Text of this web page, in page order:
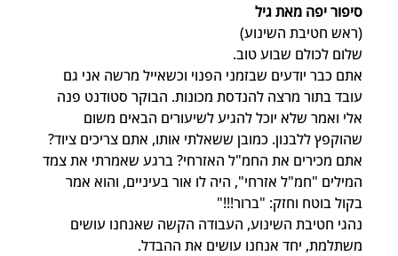
סיפור יפה מאת גיל
(ראש חטיבת השינוע)
שלום לכולם שבוע טוב.
אתם כבר יודעים שבזמני הפנוי וכשאייל מרשה אני גם
עובד בתור מרצה להנדסת מכונות. הבוקר סטודנט פנה
אלי ואמר שלא יוכל להגיע לשיעורים הבאים משום
שהוקפץ ללבנון. כמובן ששאלתי אותו, אתם צריכים ציוד?
אתם מכירים את החמ"ל האזרחי? ברגע שאמרתי את צמד
המילים "חמ"ל אזרחי", היה לו אור בעיניים, והוא אמר
בקול בוטח וחזק: "ברור!!!"
נהגי חטיבת השינוע, העבודה הקשה שאנחנו עושים
משתלמת, יחד אנחנו עושים את ההבדל.